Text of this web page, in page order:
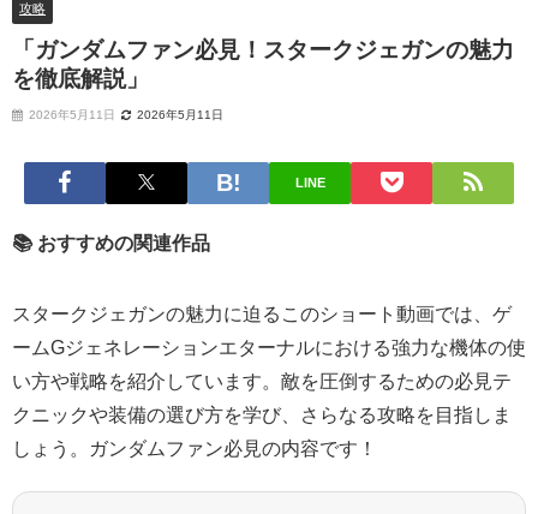
攻略
「ガンダムファン必見！スタークジェガンの魅力
を徹底解説」
2026年5月11日 2026年5月11日
LINE
📚 おすすめの関連作品
スタークジェガンの魅力に迫るこのショート動画では、ゲ
ームGジェネレーションエターナルにおける強力な機体の使
い方や戦略を紹介しています。敵を圧倒するための必見テ
クニックや装備の選び方を学び、さらなる攻略を目指しま
しょう。ガンダムファン必見の内容です！